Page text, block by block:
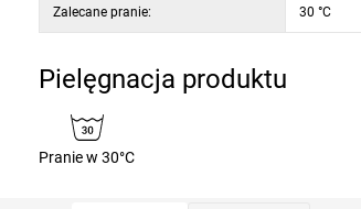
Zalecane pranie: 30 °C
Pielęgnacja produktu
Pranie w 30°C